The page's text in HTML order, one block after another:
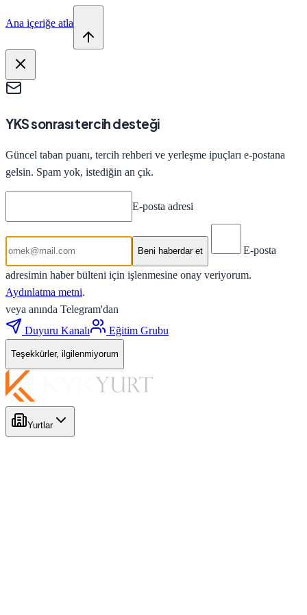
Ana içeriğe atla
YKS sonrası tercih desteği
Güncel taban puanı, tercih rehberi ve yerleşme ipuçları e-postana
gelsin. Spam yok, istediğin an çık.
E-posta adresi
Beni haberdar et E-posta
adresimin haber bülteni için işlenmesine onay veriyorum.
Aydınlatma metni.
veya anında Telegram'dan
Duyuru Kanalı
Eğitim Grubu
Teşekkürler, ilgilenmiyorum
Yurtlar